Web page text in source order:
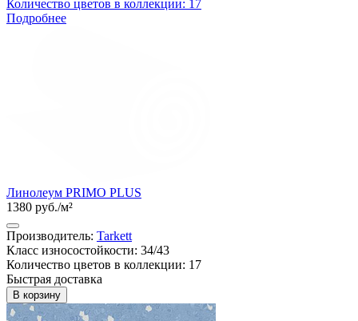
Количество цветов в коллекции: 17
Подробнее
Линолеум PRIMO PLUS
1380 руб./м²
Производитель: Tarkett
Класс износостойкости: 34/43
Количество цветов в коллекции: 17
Быстрая доставка
В корзину